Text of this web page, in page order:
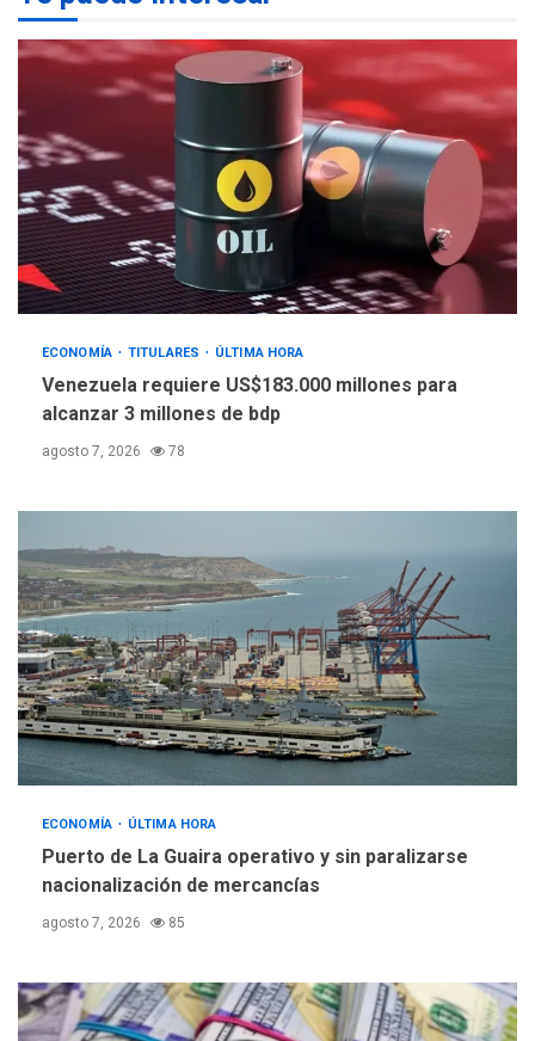
3
NACIONALES
TITULARES
ÚLTIMA HORA
Dólar cierra la semana en
756,71 bolívares
4
POLÍTICA
TITULARES
ÚLTIMA HORA
Libertad plena para jueza
María Lourdes Afiuni
INTERNACIONALES
ÚLTIMA HORA
España impone controles
ECONOMÍA TITULARES ÚLTIMA HORA
Venezuela requiere US$183.000 millones para
alcanzar 3 millones de bdp
agosto 7, 2026 78
ECONOMÍA ÚLTIMA HORA
Puerto de La Guaira operativo y sin paralizarse
nacionalización de mercancías
agosto 7, 2026 85